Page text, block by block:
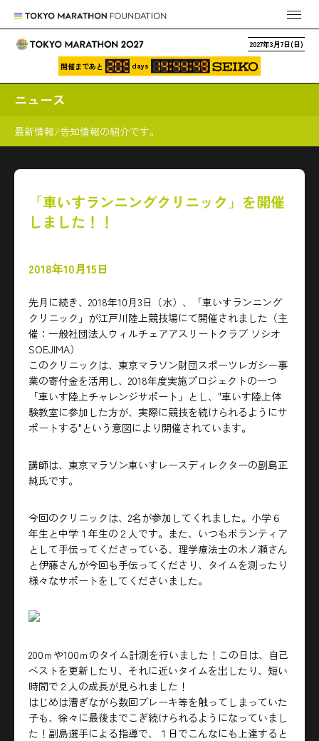
2027年3月7日(日)
開催まであと days
ニュース
最新情報/告知情報の紹介です。
「車いすランニングクリニック」を開催
しました！！
2018年10月15日
先月に続き、2018年10月3日（水）、「車いすランニング
クリニック」が江戸川陸上競技場にて開催されました（主
催：一般社団法人ウィルチェアアスリートクラブ ソシオ
SOEJIMA）
このクリニックは、東京マラソン財団スポーツレガシー事
業の寄付金を活用し、2018年度実施プロジェクトの一つ
「車いす陸上チャレンジサポート」とし、"車いす陸上体
験教室に参加した方が、実際に競技を続けられるようにサ
ポートする"という意図により開催されています。
講師は、東京マラソン車いすレースディレクターの副島正
純氏です。
今回のクリニックは、2名が参加してくれました。小学６
年生と中学１年生の２人です。また、いつもボランティア
として手伝ってくださっている、理学療法士の木ノ瀬さん
と伊藤さんが今回も手伝ってくださり、タイムを測ったり
様々なサポートをしてくださいました。
200ｍや100ｍのタイム計測を行いました！この日は、自己
ベストを更新したり、それに近いタイムを出したり、短い
時間で２人の成長が見られました！
はじめは漕ぎながら数回ブレーキ等を触ってしまっていた
子も、徐々に最後までこぎ続けられるようになっていまし
た！副島選手による指導で、１日でこんなにも上達すると